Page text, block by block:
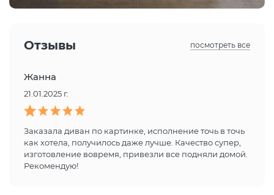
Отзывы посмотреть все
Жанна
21.01.2025 г.
Заказала диван по картинке, исполнение точь в точь
как хотела, получилось даже лучше. Качество супер,
изготовление вовремя, привезли все подняли домой.
Рекомендую!